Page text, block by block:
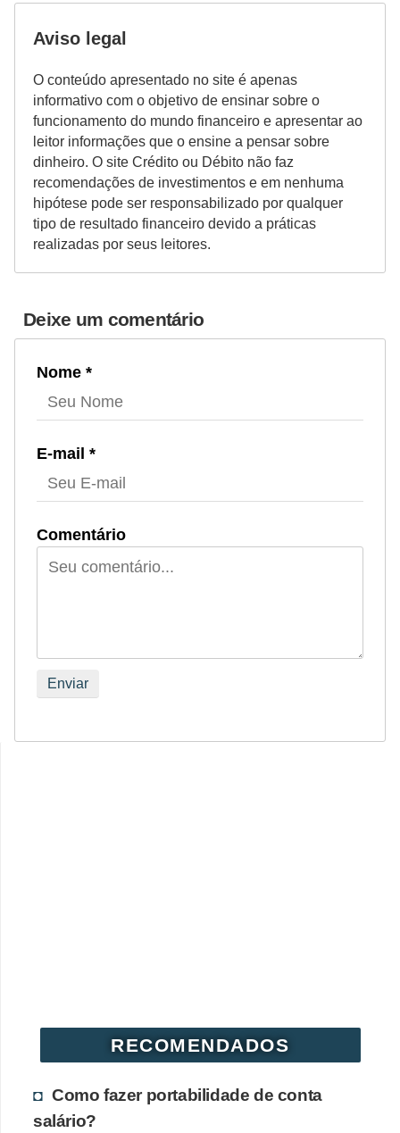
Aviso legal
O conteúdo apresentado no site é apenas
informativo com o objetivo de ensinar sobre o
funcionamento do mundo financeiro e apresentar ao
leitor informações que o ensine a pensar sobre
dinheiro. O site Crédito ou Débito não faz
recomendações de investimentos e em nenhuma
hipótese pode ser responsabilizado por qualquer
tipo de resultado financeiro devido a práticas
realizadas por seus leitores.
Deixe um comentário
Nome *
E-mail *
Comentário
RECOMENDADOS
Como fazer portabilidade de conta
salário?